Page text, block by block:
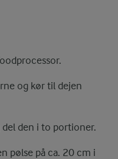
og kør til dejen
den i to portioner.
pølse på ca. 20 cm i